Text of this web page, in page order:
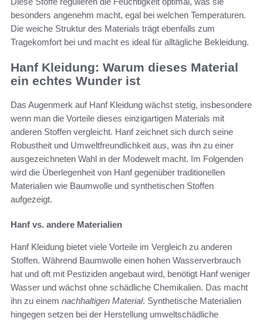
besonders angenehm macht, egal bei welchen Temperaturen.
Die weiche Struktur des Materials trägt ebenfalls zum
Tragekomfort bei und macht es ideal für alltägliche Bekleidung.
Hanf Kleidung: Warum dieses Material
ein echtes Wunder ist
Das Augenmerk auf Hanf Kleidung wächst stetig, insbesondere
wenn man die Vorteile dieses einzigartigen Materials mit
anderen Stoffen vergleicht. Hanf zeichnet sich durch seine
Robustheit und Umweltfreundlichkeit aus, was ihn zu einer
ausgezeichneten Wahl in der Modewelt macht. Im Folgenden
wird die Überlegenheit von Hanf gegenüber traditionellen
Materialien wie Baumwolle und synthetischen Stoffen
aufgezeigt.
Hanf vs. andere Materialien
Hanf Kleidung bietet viele Vorteile im Vergleich zu anderen
Stoffen. Während Baumwolle einen hohen Wasserverbrauch
hat und oft mit Pestiziden angebaut wird, benötigt Hanf weniger
Wasser und wächst ohne schädliche Chemikalien. Das macht
ihn zu einem nachhaltigen Material. Synthetische Materialien
hingegen setzen bei der Herstellung umweltschädliche